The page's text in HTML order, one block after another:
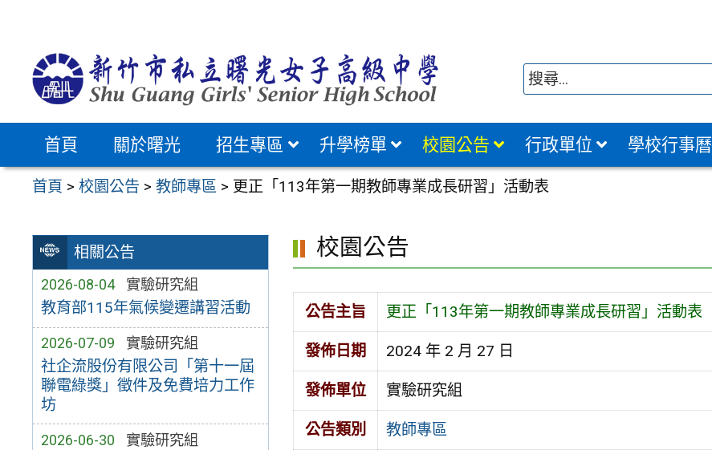
首頁 關於曙光 招生專區 升學榜單 校園公告 行政單位 學校行事曆
首頁 >校園公告 >教師專區 > 更正「113年第一期教師專業成長研習」活動表
相關公告
2026-08-04 實驗研究組
教育部115年氣候變遷講習活動
2026-07-09 實驗研究組
社企流股份有限公司「第十一屆
聯電綠獎」徵件及免費培力工作
坊
2026-06-30 實驗研究組
校園公告
公告主旨 更正「113年第一期教師專業成長研習」活動表
發佈日期 2024 年 2 月 27 日
發佈單位 實驗研究組
公告類別 教師專區